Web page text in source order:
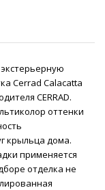
Cerrad Calacatta
CERRAD.
оттенки
крыльца дома.
применяется
отделка не